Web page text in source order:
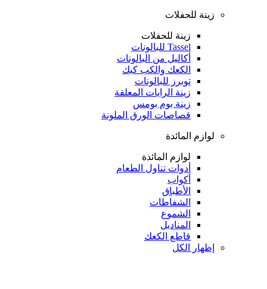
زينة للحفلات
زينة للحفلات
Tassel للبالونات
أكاليل من البالونات
الكعك والكب كيك
توبرز للبالونات
زينة الرايات المعلقة
زينة بوم بومس
قصاصات الورق الملونة
لوازم المائدة
لوازم المائدة
أدوات تناول الطعام
أكواب
الأطباق
الشفاطات
الشموع
المناديل
قاطع الكعك
إظهار الكل